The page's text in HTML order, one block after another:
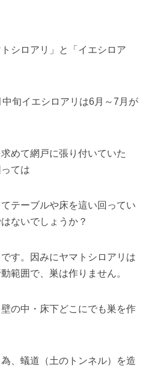
シロアリ」と「イエシロア
旬イエシロアリは6月～7月が
めて網戸に張り付いていた
ては
テーブルや床を這い回ってい
ないでしょうか？
す。因みにヤマトシロアリは
範囲で、巣は作りません。
の中・床下どこにでも巣を作
、蟻道（土のトンネル）を造